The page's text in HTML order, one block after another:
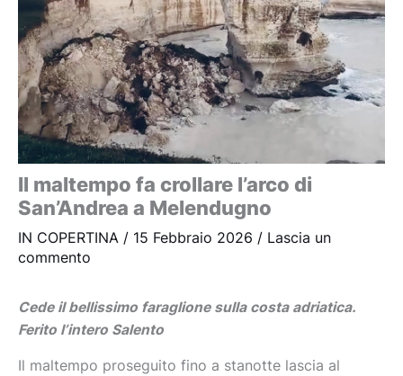
Il maltempo fa crollare l’arco di
San’Andrea a Melendugno
IN COPERTINA / 15 Febbraio 2026 / Lascia un
commento
Cede il bellissimo faraglione sulla costa adriatica.
Ferito l’intero Salento
Il maltempo proseguito fino a stanotte lascia al